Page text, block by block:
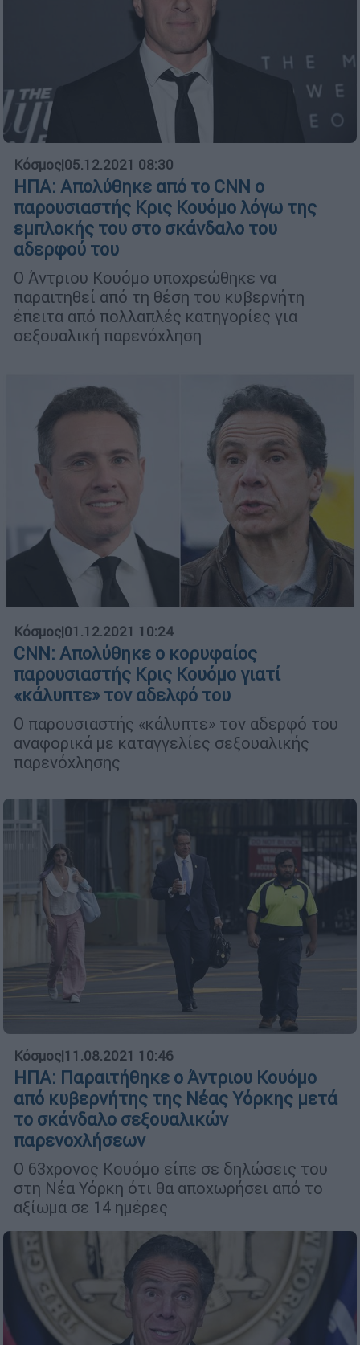
Κόσμος|05.12.2021 08:30
ΗΠΑ: Απολύθηκε από το CNN ο
παρουσιαστής Κρις Κουόμο λόγω της
εμπλοκής του στο σκάνδαλο του
αδερφού του
Ο Άντριου Κουόμο υποχρεώθηκε να
παραιτηθεί από τη θέση του κυβερνήτη
έπειτα από πολλαπλές κατηγορίες για
σεξουαλική παρενόχληση
Κόσμος|01.12.2021 10:24
CNN: Απολύθηκε ο κορυφαίος
παρουσιαστής Κρις Κουόμο γιατί
«κάλυπτε» τον αδελφό του
Ο παρουσιαστής «κάλυπτε» τον αδερφό του
αναφορικά με καταγγελίες σεξουαλικής
παρενόχλησης
Κόσμος|11.08.2021 10:46
ΗΠΑ: Παραιτήθηκε ο Άντριου Κουόμο
από κυβερνήτης της Νέας Υόρκης μετά
το σκάνδαλο σεξουαλικών
παρενοχλήσεων
Ο 63χρονος Κουόμο είπε σε δηλώσεις του
στη Νέα Υόρκη ότι θα αποχωρήσει από το
αξίωμα σε 14 ημέρες